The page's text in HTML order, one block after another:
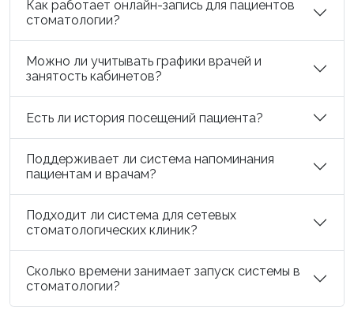
Как работает онлайн-запись для пациентов
стоматологии?
Можно ли учитывать графики врачей и
занятость кабинетов?
Есть ли история посещений пациента?
Поддерживает ли система напоминания
пациентам и врачам?
Подходит ли система для сетевых
стоматологических клиник?
Сколько времени занимает запуск системы в
стоматологии?